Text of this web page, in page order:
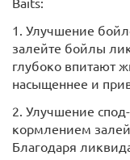
1. Улучшение
залейте бойлы
глубоко впитают
насыщеннее и
2. Улучшение
кормлением
Благодаря